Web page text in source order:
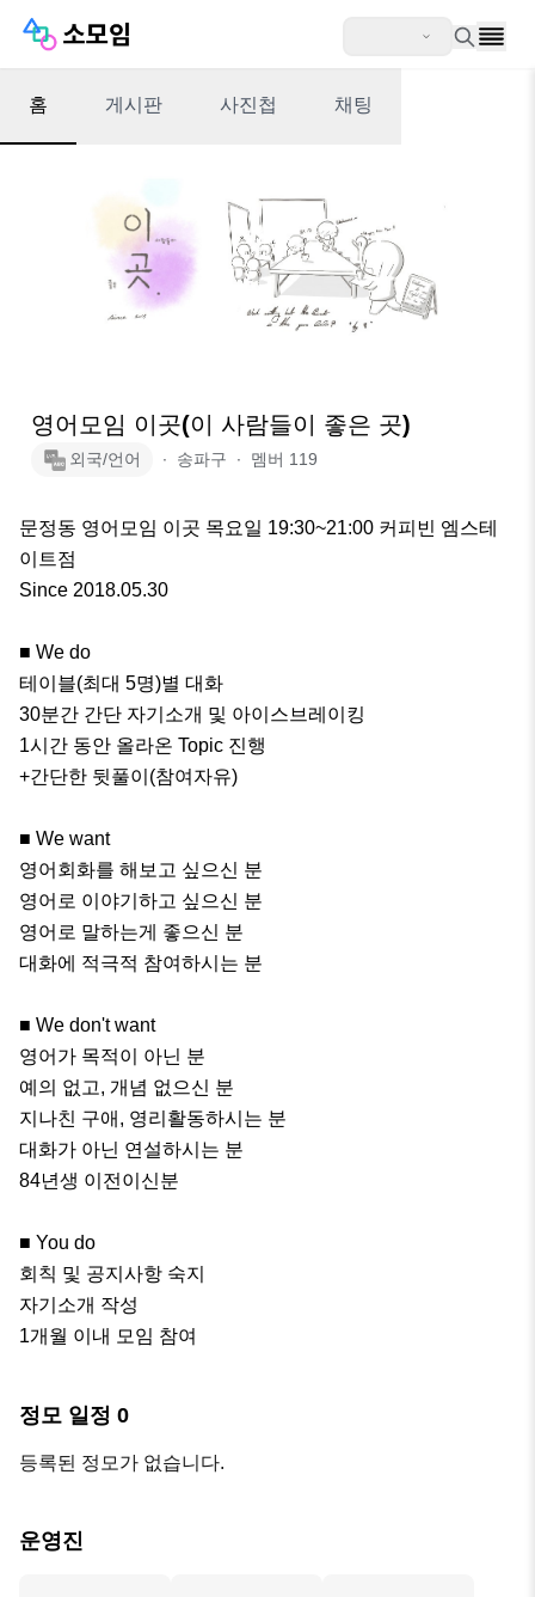
홈 게시판 사진첩 채팅
영어모임 이곳(이 사람들이 좋은 곳)
외국/언어 ∙ 송파구 ∙ 멤버 119
문정동 영어모임 이곳 목요일 19:30~21:00 커피빈 엠스테
이트점
Since 2018.05.30
■ We do
테이블(최대 5명)별 대화
30분간 간단 자기소개 및 아이스브레이킹
1시간 동안 올라온 Topic 진행
+간단한 뒷풀이(참여자유)
■ We want
영어회화를 해보고 싶으신 분
영어로 이야기하고 싶으신 분
영어로 말하는게 좋으신 분
대화에 적극적 참여하시는 분
■ We don't want
영어가 목적이 아닌 분
예의 없고, 개념 없으신 분
지나친 구애, 영리활동하시는 분
대화가 아닌 연설하시는 분
84년생 이전이신분
■ You do
회칙 및 공지사항 숙지
자기소개 작성
1개월 이내 모임 참여
정모 일정 0
등록된 정모가 없습니다.
운영진